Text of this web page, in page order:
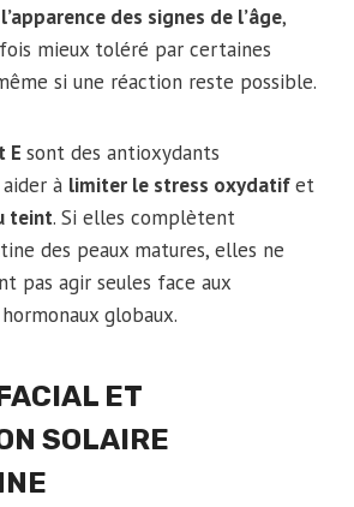
des signes de l’âge,
mieux toléré par certaines
si une réaction reste possible.
E sont des antioxydants
à limiter le stress oxydatifet
teint. Si elles complètent
des peaux matures, elles ne
pas agir seules face aux
globaux.
ET
SOLAIRE